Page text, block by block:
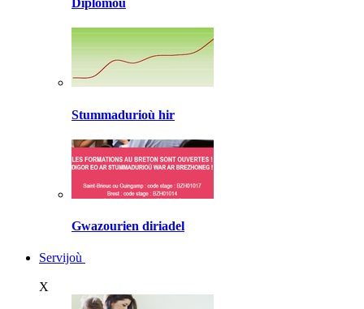
Diplomoù
Stummadurioù hir
Gwazourien diriadel
Servijoù
X